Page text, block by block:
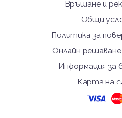
Връщане и
Общи
Политика за
Онлайн
Информация за
Карта на